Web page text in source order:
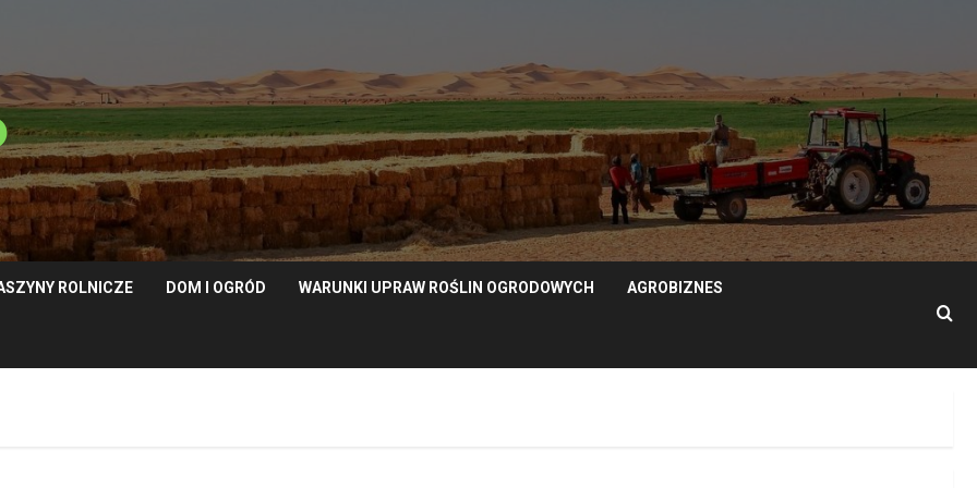
ROLNICZE DOM I OGRÓD WARUNKI UPRAW ROŚLIN OGRODOWYCH AGROBIZNES